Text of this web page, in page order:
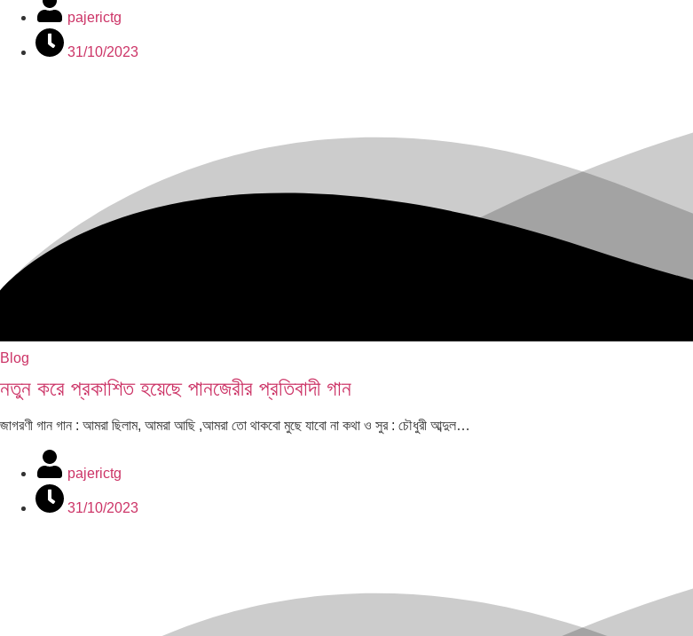
pajerictg
31/10/2023
Blog
নতুন করে প্রকাশিত হয়েছে পানজেরীর প্রতিবাদী গান
জাগরণী গান গান : আমরা ছিলাম, আমরা আছি ,আমরা তো থাকবো মুছে যাবো না কথা ও সুর : চৌধুরী আব্দুল…
pajerictg
31/10/2023